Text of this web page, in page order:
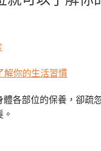
各部位的保養，卻